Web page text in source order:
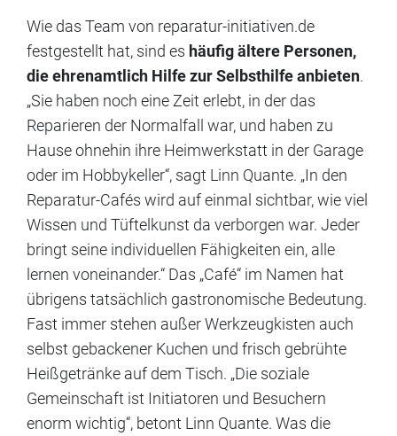
Wie das Team von reparatur-initiativen.de
festgestellt hat, sind es häufig ältere Personen,
die ehrenamtlich Hilfe zur Selbsthilfe anbieten.
„Sie haben noch eine Zeit erlebt, in der das
Reparieren der Normalfall war, und haben zu
Hause ohnehin ihre Heimwerkstatt in der Garage
oder im Hobbykeller“, sagt Linn Quante. „In den
Reparatur-Cafés wird auf einmal sichtbar, wie viel
Wissen und Tüftelkunst da verborgen war. Jeder
bringt seine individuellen Fähigkeiten ein, alle
lernen voneinander.“ Das „Café“ im Namen hat
übrigens tatsächlich gastronomische Bedeutung.
Fast immer stehen außer Werkzeugkisten auch
selbst gebackener Kuchen und frisch gebrühte
Heißgetränke auf dem Tisch. „Die soziale
Gemeinschaft ist Initiatoren und Besuchern
enorm wichtig“, betont Linn Quante. Was die